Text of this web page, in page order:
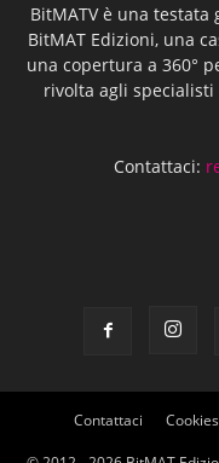
BitMATV è una
BitMAT Edizioni, una
una copertura a 360°
rivolta agli
Contattaci:
Contattaci